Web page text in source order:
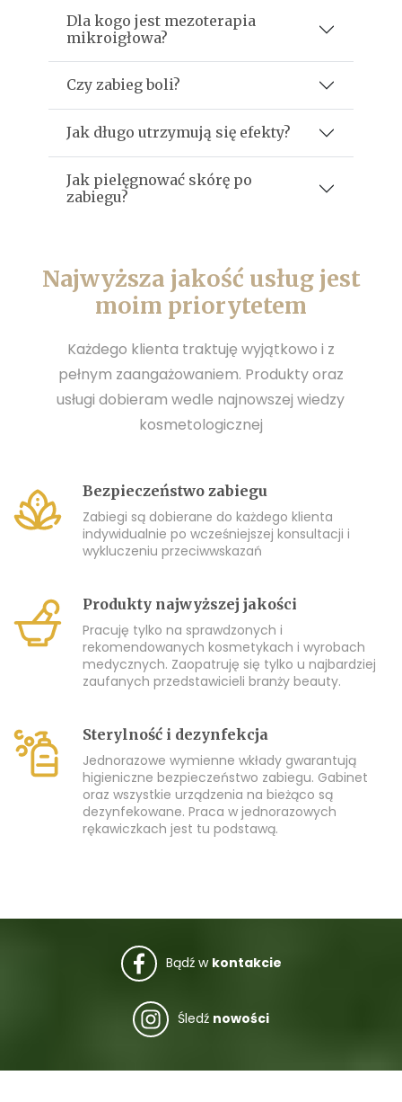
Dla kogo jest mezoterapia
mikroigłowa?
Czy zabieg boli?
Jak długo utrzymują się efekty?
Jak pielęgnować skórę po
zabiegu?
Najwyższa jakość usług jest
moim priorytetem
Każdego klienta traktuję wyjątkowo i z
pełnym zaangażowaniem. Produkty oraz
usługi dobieram wedle najnowszej wiedzy
kosmetologicznej
Bezpieczeństwo zabiegu
Zabiegi są dobierane do każdego klienta
indywidualnie po wcześniejszej konsultacji i
wykluczeniu przeciwwskazań
Produkty najwyższej jakości
Pracuję tylko na sprawdzonych i
rekomendowanych kosmetykach i wyrobach
medycznych. Zaopatruję się tylko u najbardziej
zaufanych przedstawicieli branży beauty.
Sterylność i dezynfekcja
Jednorazowe wymienne wkłady gwarantują
higieniczne bezpieczeństwo zabiegu. Gabinet
oraz wszystkie urządzenia na bieżąco są
dezynfekowane. Praca w jednorazowych
rękawiczkach jest tu podstawą.
Bądź w kontakcie
Śledź nowości